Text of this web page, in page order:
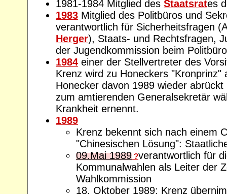
1981-1984 Mitglied des Staatsrates
1983 Mitglied des Politbüros und
verantwortlich für Sicherheitsfragen
Herger), Staats- und Rechtsfragen,
der Jugendkommission beim Politbüro
1984 einer der Stellvertreter des
Krenz wird zu Honeckers "Kronprinz"
Honecker davon 1989 wieder
zum amtierenden Generalsekretär
Krankheit ernennt.
1989
Krenz bekennt sich nach einem
"Chinesischen Lösung":
09.Mai 1989 ?verantwortlich für
Kommunalwahlen als Leiter der
Wahlkommission
18. Oktober 1989: Krenz